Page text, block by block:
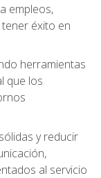
empleos,
éxito en
herramientas
que los
y reducir
al servicio